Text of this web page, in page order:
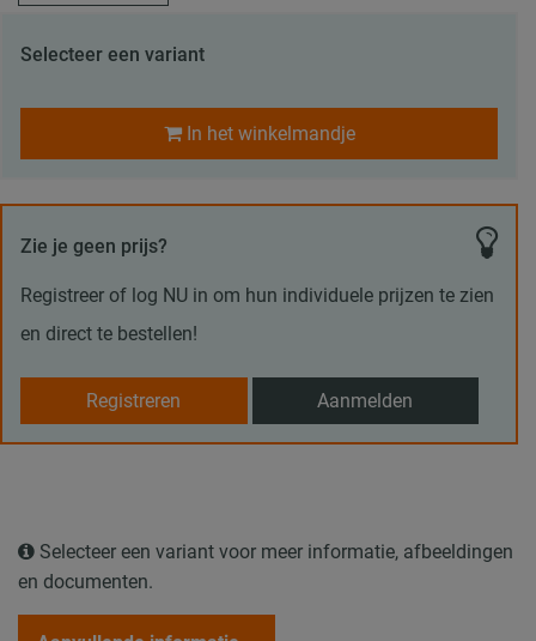
Selecteer een variant
In het winkelmandje
Zie je geen prijs?
Registreer of log NU in om hun individuele prijzen te zien
en direct te bestellen!
Registreren Aanmelden
Selecteer een variant voor meer informatie, afbeeldingen
en documenten.